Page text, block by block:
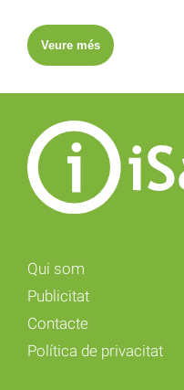
Veure més
Qui som
Publicitat
Contacte
Política de privacitat